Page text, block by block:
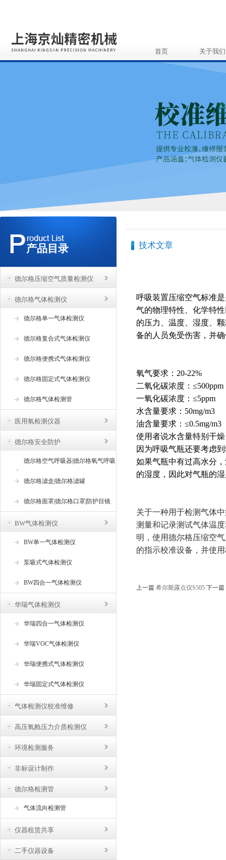
首页 关于我们
产品目录
德尔格压缩空气质量检测仪
德尔格气体检测仪
德尔格单一气体检测仪
德尔格复合式气体检测仪
德尔格便携式气体检测仪
德尔格固定式气体检测仪
德尔格气体检测管
医用氧检测仪器
德尔格安全防护
德尔格空气呼吸器|德尔格氧气呼吸
器
德尔格滤盒|德尔格滤罐
德尔格面罩|德尔格口罩|防护目镜
BW气体检测仪
BW单一气体检测仪
泵吸式气体检测仪
BW四合一气体检测仪
华瑞气体检测仪
华瑞四合一气体检测仪
华瑞VOC气体检测仪
华瑞便携式气体检测仪
华瑞固定式气体检测仪
气体检测仪校准维修
高压氧舱压力介质检测仪
环境检测服务
非标设计制作
德尔格检测管
气体流向检测管
仪器租赁共享
二手仪器设备
技术文章
呼吸装置压缩空气标准
气的物理特性、化学特
的压力、温度、湿度、
备的人员免受伤害，并
氧气要求：20-22%
二氧化碳浓度：≤500ppm
一氧化碳浓度：≤5ppm
水含量要求：50mg/m3
油含量要求：≤0.5mg/m3
使用者说水含量特别干
因为呼吸气瓶还要考虑
如果气瓶中有过高水分
的湿度，因此对气瓶的
关于一种用于检测气体
测量和记录测试气体温
明，使用德尔格压缩空
的指示校准设备，并使
上一篇 希尔斯露点仪S505 下一篇